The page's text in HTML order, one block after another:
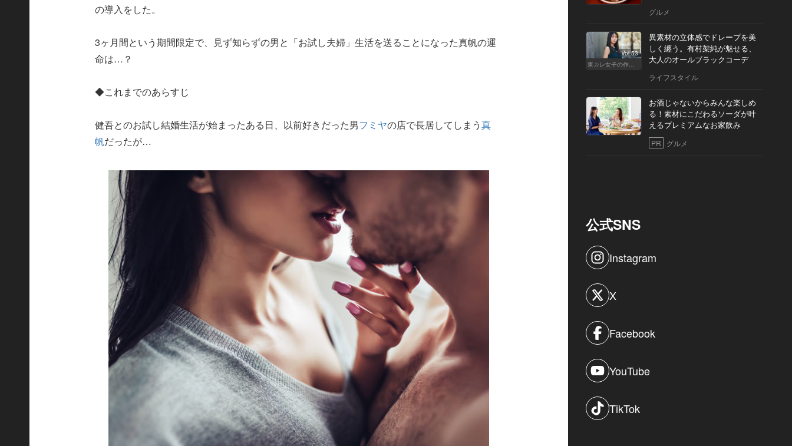
の導入をした。
3ヶ月間という期間限定で、見ず知らずの男と「お試し夫婦」生活を送ることになった真帆の運
命は…？
◆これまでのあらすじ
健吾とのお試し結婚生活が始まったある日、以前好きだった男フミヤの店で長居してしまう真
帆だったが…
グルメ
Vol.53
東カレ女子の作り方
異素材の立体感でドレープを美
しく纏う。有村架純が魅せる、
大人のオールブラックコーデ
ライフスタイル
お酒じゃないからみんな楽しめ
る！素材にこだわるソーダが叶
えるプレミアムなお家飲み
PR グルメ
公式SNS
Instagram
X
Facebook
YouTube
TikTok